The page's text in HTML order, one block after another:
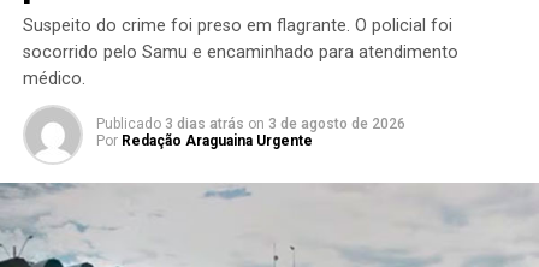
Suspeito do crime foi preso em flagrante. O policial foi
socorrido pelo Samu e encaminhado para atendimento
médico.
Publicado 3 dias atrás on 3 de agosto de 2026
Por Redação Araguaina Urgente